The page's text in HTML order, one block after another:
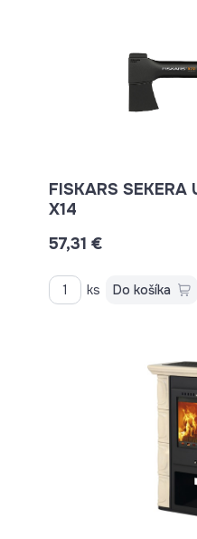
FISKARS SEKERA
X14
57,31 €
ks Do košíka